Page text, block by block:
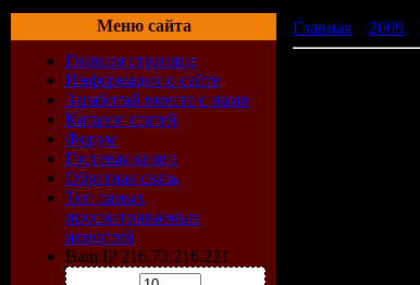
Меню сайта
Главная страница
Информация о сайте
Заработай вместе с нами
Каталог статей
Форум
Гостевая книга
Обратная связь
Топ самых
просматриваемых
новостей
Ваш IP 216.73.216.221
Главная 2009